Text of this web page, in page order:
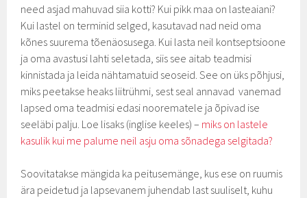
need asjad mahuvad siia kotti? Kui pikk maa on lasteaiani?
Kui lastel on terminid selged, kasutavad nad neid oma
kõnes suurema tõenäosusega. Kui lasta neil kontseptsioone
ja oma avastusi lahti seletada, siis see aitab teadmisi
kinnistada ja leida nähtamatuid seoseid. See on üks põhjusi,
miks peetakse heaks liitrühmi, sest seal annavad vanemad
lapsed oma teadmisi edasi noorematele ja õpivad ise
seeläbi palju. Loe lisaks (inglise keeles) – miks on lastele
kasulik kui me palume neil asju oma sõnadega selgitada?
Soovitatakse mängida ka peitusemänge, kus ese on ruumis
ära peidetud ja lapsevanem juhendab last suuliselt, kuhu